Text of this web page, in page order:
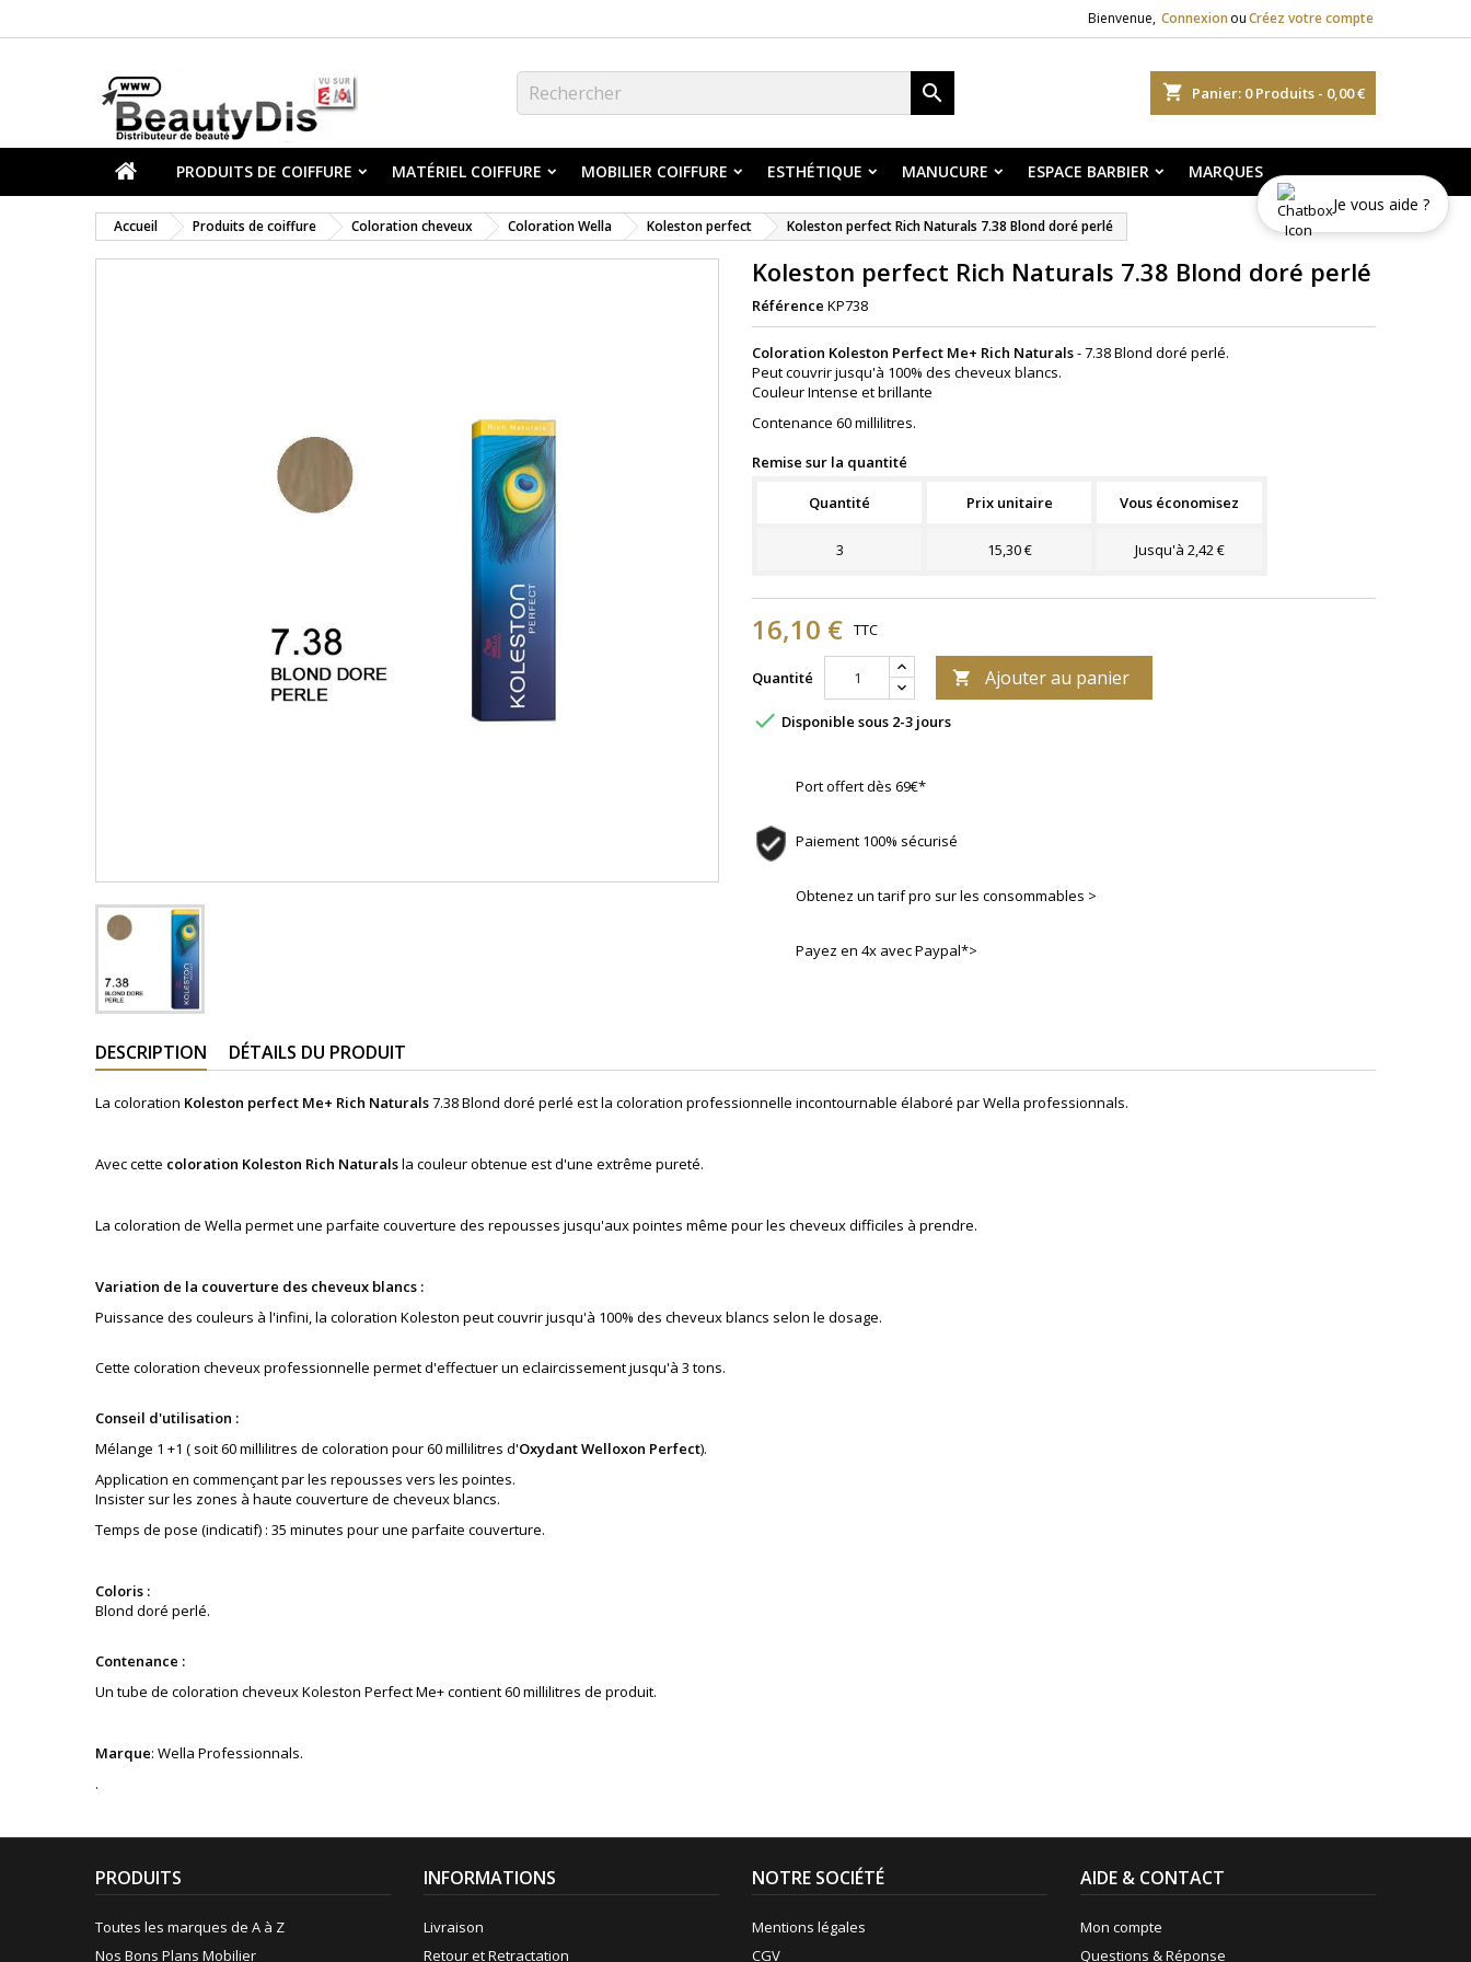
Bienvenue, Connexion ouCréez votre compte
shopping_cart Panier: 0Produits - 0,00 €

PRODUITS DE COIFFURE MATÉRIEL COIFFURE MOBILIER COIFFURE ESTHÉTIQUE MANUCURE ESPACE BARBIER MARQUES
Accueil Produits de coiffure Coloration cheveux Coloration Wella Koleston perfect Koleston perfect Rich Naturals 7.38 Blond doré perlé
Koleston perfect Rich Naturals 7.38 Blond doré perlé
Référence KP738
Coloration Koleston Perfect Me+ Rich Naturals- 7.38 Blond doré perlé.
Peut couvrir jusqu'à 100% des cheveux blancs.
Couleur Intense et brillante
Contenance 60 millilitres.
Remise sur la quantité
Quantité Prix unitaire Vous économisez
3 15,30 € Jusqu'à 2,42 €
16,10 € TTC
Quantité  Ajouter au panier
 Disponible sous 2-3 jours
Port offert dès 69€*
Paiement 100% sécurisé
Obtenez un tarif pro sur les consommables >
Payez en 4x avec Paypal*>
DESCRIPTION DÉTAILS DU PRODUIT
La coloration Koleston perfect Me+ Rich Naturals7.38 Blond doré perlé est la coloration professionnelle incontournable élaboré par Wella professionnals.
Avec cette coloration Koleston Rich Naturalsla couleur obtenue est d'une extrême pureté.
La coloration de Wella permet une parfaite couverture des repousses jusqu'aux pointes même pour les cheveux difficiles à prendre.
Variation de la couverture des cheveux blancs :
Puissance des couleurs à l'infini, la coloration Koleston peut couvrir jusqu'à 100% des cheveux blancs selon le dosage.
Cette coloration cheveux professionnelle permet d'effectuer un eclaircissement jusqu'à 3 tons.
Conseil d'utilisation :
Mélange 1 +1 ( soit 60 millilitres de coloration pour 60 millilitres d'Oxydant Welloxon Perfect).
Application en commençant par les repousses vers les pointes.
Insister sur les zones à haute couverture de cheveux blancs.
Temps de pose (indicatif) : 35 minutes pour une parfaite couverture.
Coloris :
Blond doré perlé.
Contenance :
Un tube de coloration cheveux Koleston Perfect Me+ contient 60 millilitres de produit.
Marque: Wella Professionnals.
.
PRODUITS
Toutes les marques de A à Z
Nos Bons Plans Mobilier
INFORMATIONS
Livraison
Retour et Retractation
NOTRE SOCIÉTÉ
Mentions légales
CGV
AIDE & CONTACT
Mon compte
Questions & Réponse
Je vous aide ?